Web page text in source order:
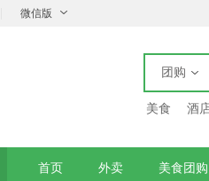
微信版
团购
美食 酒
首页 外卖 美食团购